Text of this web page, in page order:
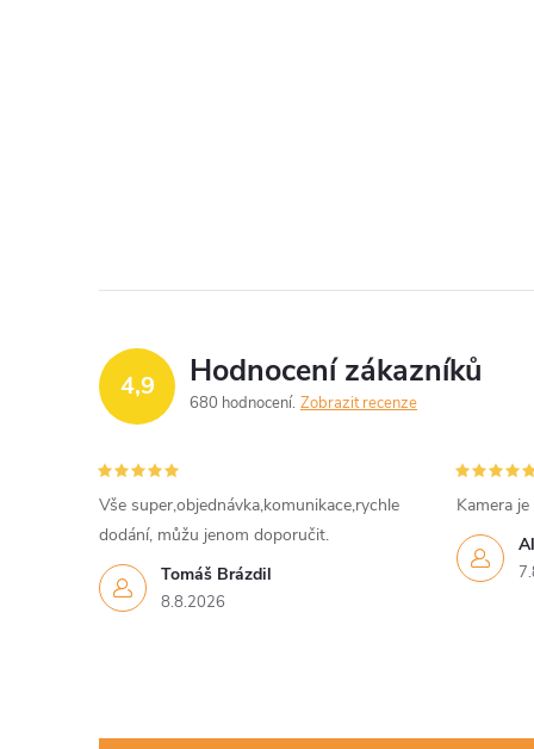
4,9 Hodnocení zákazníků
680 hodnocení Zobrazit recenze
Tomáš Brázdil
8.8.2026
Vše super,objednávka,komunikace,rychle
dodání, můžu jenom doporučit.
Kamera